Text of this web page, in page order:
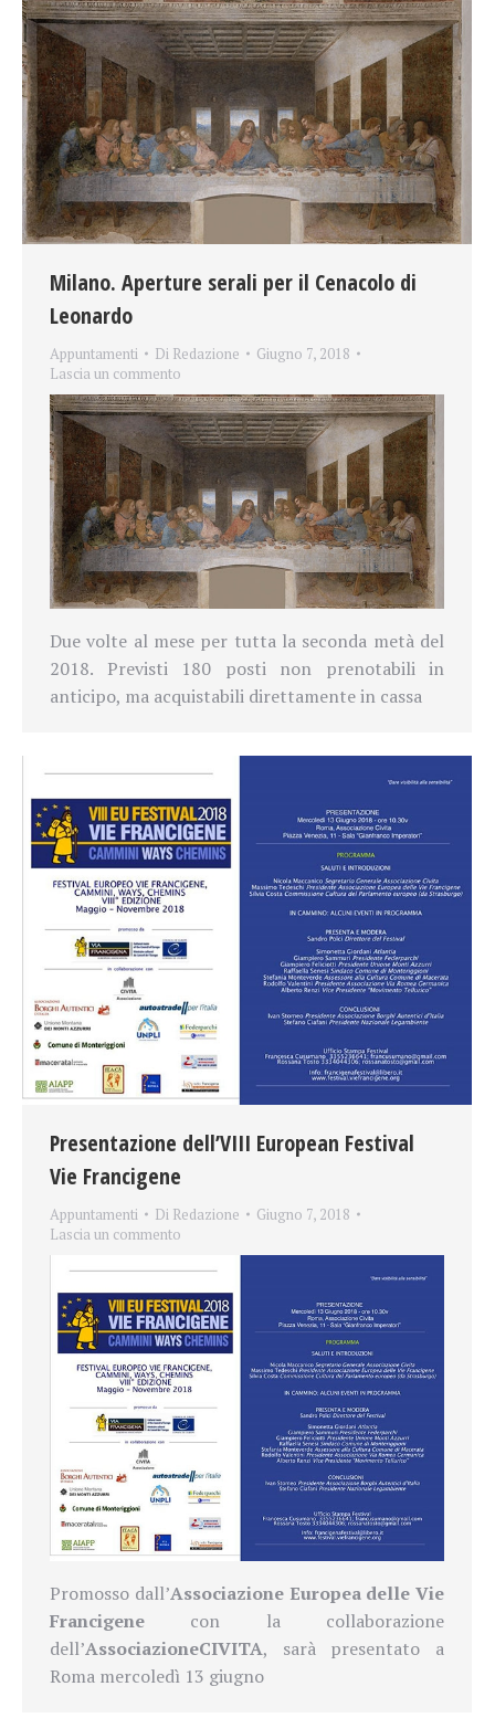
Milano. Aperture serali per il Cenacolo di
Leonardo
Appuntamenti Di Redazione
Giugno 7, 2018
Lascia un commento
Due volte al mese per tutta la seconda metà del
2018. Previsti 180 posti non prenotabili in
anticipo, ma acquistabili direttamente in cassa
Presentazione dell’VIII European Festival
Vie Francigene
Appuntamenti Di Redazione
Giugno 7, 2018
Lascia un commento
Promosso dall’Associazione Europea delle Vie
Francigene con la collaborazione
dell’AssociazioneCIVITA, sarà presentato a
Roma mercoledì 13 giugno